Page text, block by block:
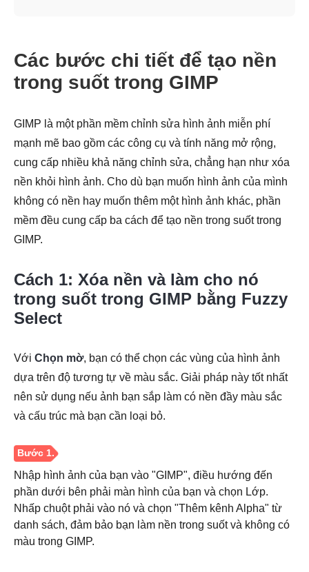
Các bước chi tiết để tạo nền
trong suốt trong GIMP
GIMP là một phần mềm chỉnh sửa hình ảnh miễn phí
mạnh mẽ bao gồm các công cụ và tính năng mở rộng,
cung cấp nhiều khả năng chỉnh sửa, chẳng hạn như xóa
nền khỏi hình ảnh. Cho dù bạn muốn hình ảnh của mình
không có nền hay muốn thêm một hình ảnh khác, phần
mềm đều cung cấp ba cách để tạo nền trong suốt trong
GIMP.
Cách 1: Xóa nền và làm cho nó
trong suốt trong GIMP bằng Fuzzy
Select
Với Chọn mờ, bạn có thể chọn các vùng của hình ảnh
dựa trên độ tương tự về màu sắc. Giải pháp này tốt nhất
nên sử dụng nếu ảnh bạn sắp làm có nền đầy màu sắc
và cấu trúc mà bạn cần loại bỏ.
Nhập hình ảnh của bạn vào "GIMP", điều hướng đến
phần dưới bên phải màn hình của bạn và chọn Lớp.
Nhấp chuột phải vào nó và chọn "Thêm kênh Alpha" từ
danh sách, đảm bảo bạn làm nền trong suốt và không có
màu trong GIMP.